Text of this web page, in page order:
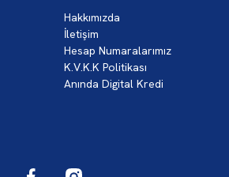
Hakkımızda
İletişim
Hesap Numaralarımız
K.V.K.K Politikası
Anında Digital Kredi